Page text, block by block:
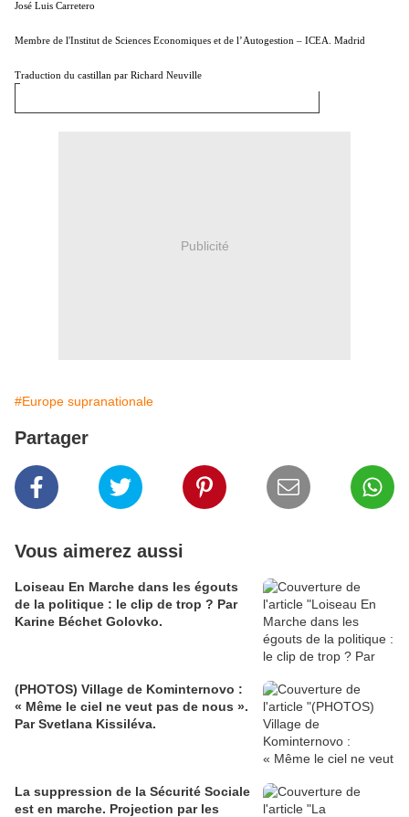
José Luis Carretero
Membre de l'Institut de Sciences Economiques et de l’Autogestion – ICEA. Madrid
Traduction du castillan par Richard Neuville
Publicité
#Europe supranationale
Partager
Vous aimerez aussi
Loiseau En Marche dans les égouts
de la politique : le clip de trop ? Par
Karine Béchet Golovko.
(PHOTOS) Village de Kominternovo :
« Même le ciel ne veut pas de nous ».
Par Svetlana Kissiléva.
La suppression de la Sécurité Sociale
est en marche. Projection par les